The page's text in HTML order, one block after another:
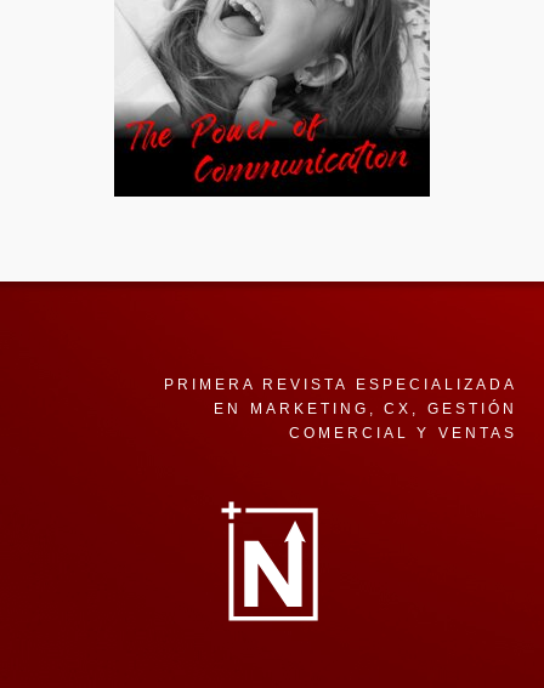
PRIMERA REVISTA ESPECIALIZADA
EN MARKETING, CX, GESTIÓN
COMERCIAL Y VENTAS